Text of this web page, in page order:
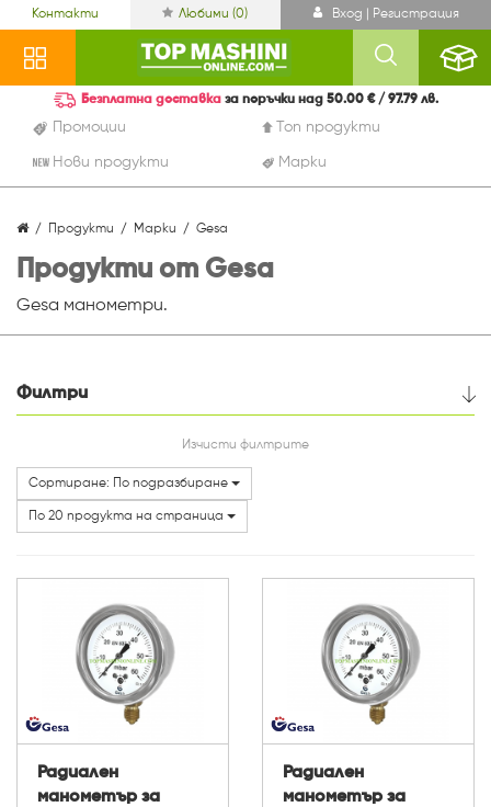
Контакти Любими (0) Вход | Регистрация
Промоции Топ продукти
Нови продукти Марки
Безплатна доставка за поръчки над 50.00 € / 97.79 лв.
Продукти Марки Gesa
Продукти от Gesa
Gesa манометри.
Филтри
Изчисти филтрите
Сортиране: По подразбиране
По 20 продукта на страница
Радиален
манометър за
Радиален
манометър за